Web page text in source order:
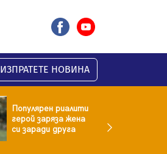
ИЗПРАТЕТЕ НОВИНА
Популярен риалити
герой заряза жена
си заради друга